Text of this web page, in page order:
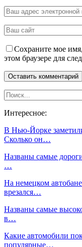
Сохраните мое
этом браузере для
Интересное:
В Нью-Йорке
Сколько он…
Названы самые
…
На немецком
врезался…
Названы самые
в…
Какие автомобили
популярные…